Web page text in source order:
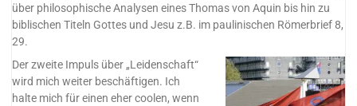
über philosophische Analysen eines Thomas von Aquin bis hin zu
biblischen Titeln Gottes und Jesu z.B. im paulinischen Römerbrief 8,
29.
Der zweite Impuls über „Leidenschaft“
wird mich weiter beschäftigen. Ich
halte mich für einen eher coolen, wenn